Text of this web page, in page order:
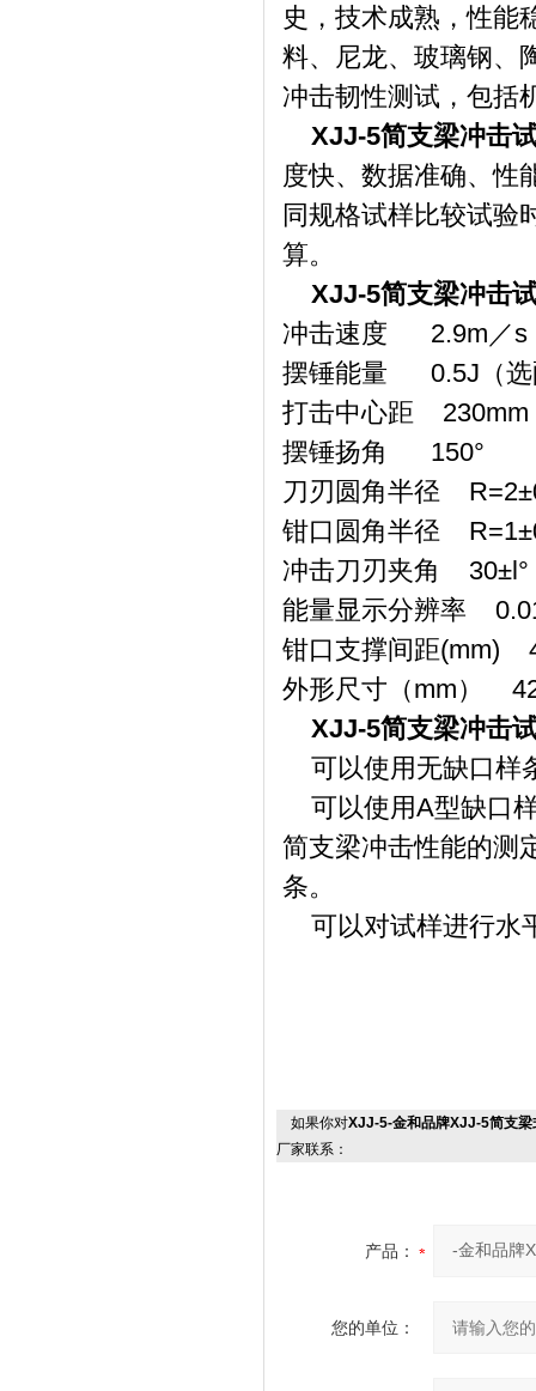
史，技术成熟，性能
料、尼龙、玻璃钢、
冲击韧性测试，包括
XJJ-5简支梁冲击
度快、数据准确、性
同规格试样比较试验
算。
XJJ-5简支梁冲击
冲击速度 2.9m／s
摆锤能量 0.5J（选
打击中心距 230mm
摆锤扬角 150°
刀刃圆角半径
钳口圆角半径
冲击刀刃夹角 30±l°
能量显示分辨率
钳口支撑间距(mm)
外形尺寸（mm）
XJJ-5简支梁冲击
可以使用无缺口样
可以使用A型缺口
简支梁冲击性能的测
条。
可以对试样进行水
如果你对XJJ-5-金和品牌XJJ-5简支梁
厂家联系：
产品：
您的单位：